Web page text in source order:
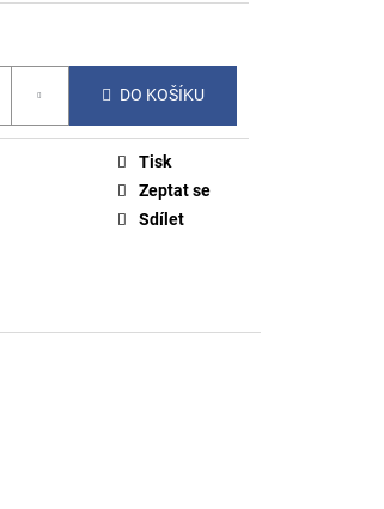
DO KOŠÍKU
Tisk
Zeptat se
Sdílet